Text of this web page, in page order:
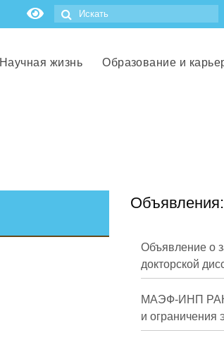
Научная жизнь Образование и
Объявления:
Объявление о
докторской
Кузнецова
Евгеньевича
МАЭФ-ИНП
и ограничения
развития